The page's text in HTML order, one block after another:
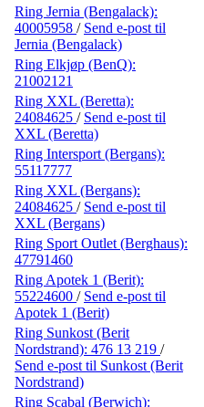
Ring Jernia (Bengalack):
40005958 / Send e-post til
Jernia (Bengalack)
Ring Elkjøp (BenQ):
21002121
Ring XXL (Beretta):
24084625 / Send e-post til
XXL (Beretta)
Ring Intersport (Bergans):
55117777
Ring XXL (Bergans):
24084625 / Send e-post til
XXL (Bergans)
Ring Sport Outlet (Berghaus):
47791460
Ring Apotek 1 (Berit):
55224600 / Send e-post til
Apotek 1 (Berit)
Ring Sunkost (Berit
Nordstrand): 476 13 219 /
Send e-post til Sunkost (Berit
Nordstrand)
Ring Scabal (Berwich):